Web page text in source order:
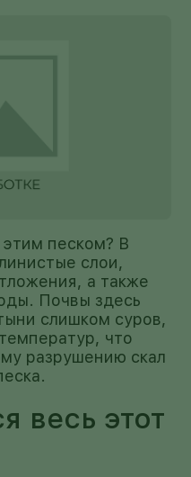
песком? В
слои,
а также
Почвы здесь
слишком суров,
что
разрушению скал
весь этот